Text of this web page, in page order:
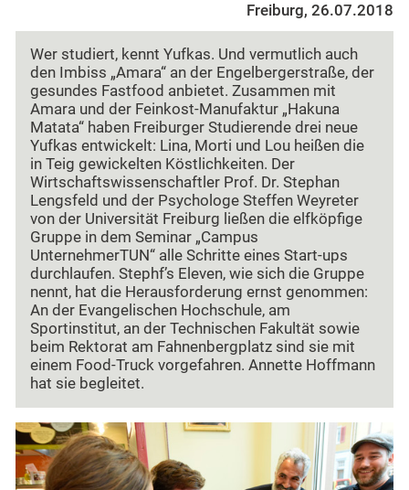
Freiburg, 26.07.2018
Wer studiert, kennt Yufkas. Und vermutlich auch
den Imbiss „Amara“ an der Engelbergerstraße, der
gesundes Fastfood anbietet. Zusammen mit
Amara und der Feinkost-Manufaktur „Hakuna
Matata“ haben Freiburger Studierende drei neue
Yufkas entwickelt: Lina, Morti und Lou heißen die
in Teig gewickelten Köstlichkeiten. Der
Wirtschaftswissenschaftler Prof. Dr. Stephan
Lengsfeld und der Psychologe Steffen Weyreter
von der Universität Freiburg ließen die elfköpfige
Gruppe in dem Seminar „Campus
UnternehmerTUN“ alle Schritte eines Start-ups
durchlaufen. Stephf’s Eleven, wie sich die Gruppe
nennt, hat die Herausforderung ernst genommen:
An der Evangelischen Hochschule, am
Sportinstitut, an der Technischen Fakultät sowie
beim Rektorat am Fahnenbergplatz sind sie mit
einem Food-Truck vorgefahren. Annette Hoffmann
hat sie begleitet.